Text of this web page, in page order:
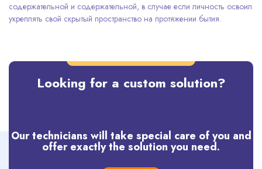
содержательной и содержательной, в случае если личность освоил
укреплять свой скрытый пространство на протяжении бытия.
Looking for a custom solution?
Our technicians will take special care of you and
offer exactly the solution you need.